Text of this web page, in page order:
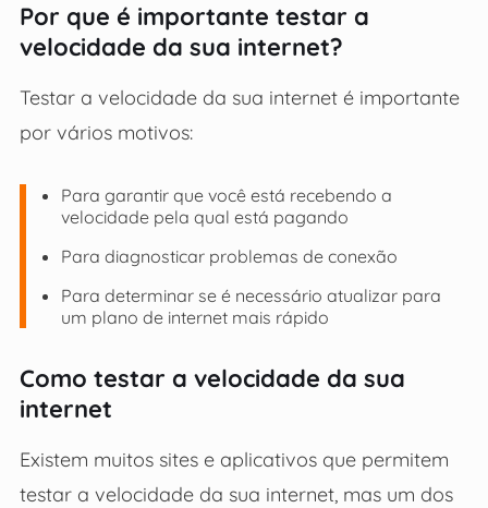
Por que é importante testar a
velocidade da sua internet?
Testar a velocidade da sua internet é importante
por vários motivos:
Para garantir que você está recebendo a
velocidade pela qual está pagando
Para diagnosticar problemas de conexão
Para determinar se é necessário atualizar para
um plano de internet mais rápido
Como testar a velocidade da sua
internet
Existem muitos sites e aplicativos que permitem
testar a velocidade da sua internet, mas um dos